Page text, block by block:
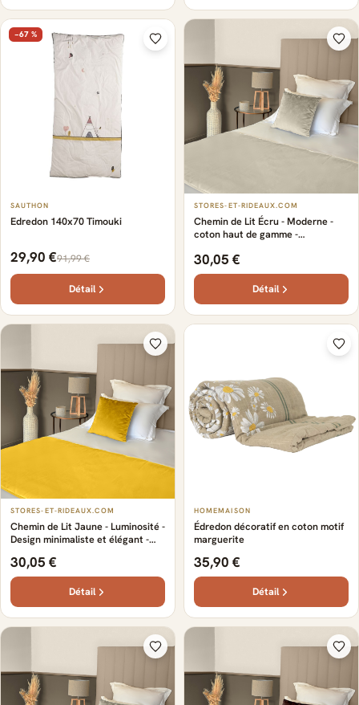
−67 %
SAUTHON
Edredon 140x70 Timouki
29,90 €91,99 €
Détail
STORES-ET-RIDEAUX.COM
Chemin de Lit Écru - Moderne -
coton haut de gamme -
sobre et épuré - Certifié Oeko-Tex
- Diverses couleurs modernes
30,05 €
Détail
STORES-ET-RIDEAUX.COM
Chemin de Lit Jaune - Luminosité -
Design minimaliste et élégant -
tendances - coton haut de gamme
- Confortable et doux
30,05 €
Détail
HOMEMAISON
Édredon décoratif en coton motif
marguerite
35,90 €
Détail